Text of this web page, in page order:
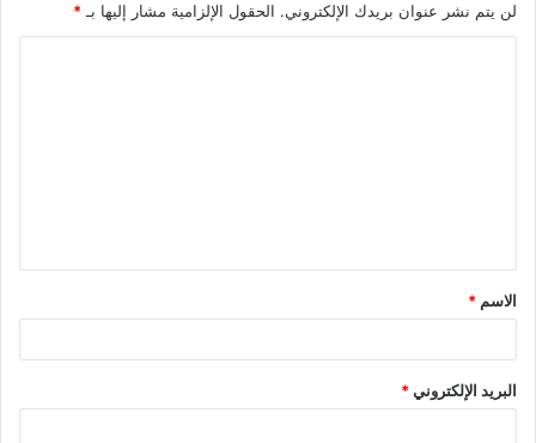
لن يتم نشر عنوان بريدك الإلكتروني. الحقول الإلزامية مشار إليها بـ *
الاسم *
البريد الإلكتروني*